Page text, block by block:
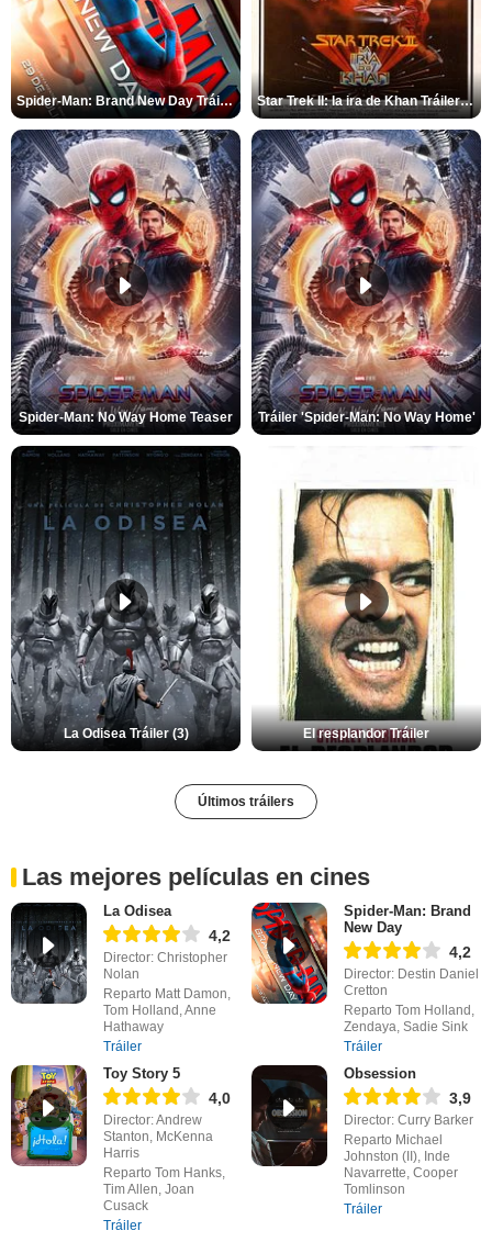
Spider-Man: Brand New Day Tráiler (3) Star Trek II: la ira de Khan Tráiler VO
Spider-Man: No Way Home Teaser Tráiler 'Spider-Man: No Way Home'
La Odisea Tráiler (3) El resplandor Tráiler
Últimos tráilers
Las mejores películas en cines
La Odisea
4,2
Director: Christopher
Nolan
Reparto Matt Damon,
Tom Holland, Anne
Hathaway
Tráiler
Spider-Man: Brand
New Day
4,2
Director: Destin Daniel
Cretton
Reparto Tom Holland,
Zendaya, Sadie Sink
Tráiler
Toy Story 5
4,0
Director: Andrew
Stanton, McKenna
Harris
Reparto Tom Hanks,
Tim Allen, Joan
Cusack
Tráiler
Obsession
3,9
Director: Curry Barker
Reparto Michael
Johnston (II), Inde
Navarrette, Cooper
Tomlinson
Tráiler